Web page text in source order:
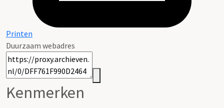
Printen
Duurzaam webadres
Kenmerken